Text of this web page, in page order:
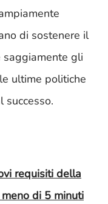
di sostenere il
saggiamente gli
ultime politiche
requisiti della
di 5 minuti